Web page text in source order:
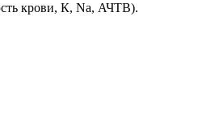
крови, К, Na, АЧТВ).